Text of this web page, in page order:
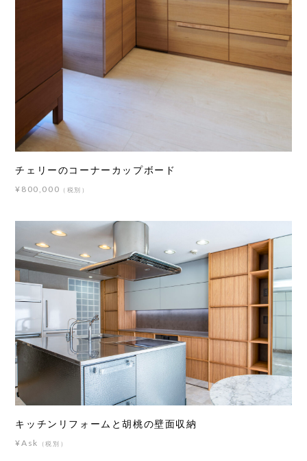
チェリーのコーナーカップボード
¥800,000 （税別）
キッチンリフォームと胡桃の壁面収納
¥Ask （税別）